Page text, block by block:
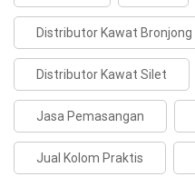
Distributor Kawat Bronjong
Distributor Kawat Silet
Jasa Pemasangan
Jual Kolom Praktis